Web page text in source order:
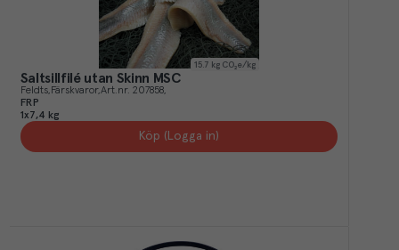
15.7 kg CO₂e/kg
Saltsillfilé utan Skinn MSC
Feldts Färskvaror Art.nr. 207858
FRP
1x7,4 kg
Köp (Logga in)